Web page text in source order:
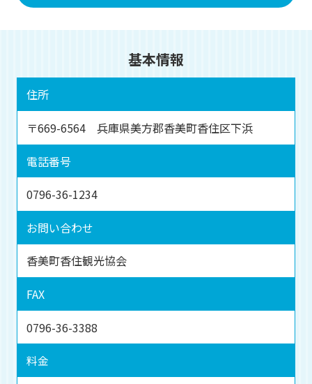
基本情報
住所
〒669-6564 兵庫県美方郡香美町香住区下浜
電話番号
0796-36-1234
お問い合わせ
香美町香住観光協会
FAX
0796-36-3388
料金